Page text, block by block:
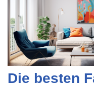
Die besten